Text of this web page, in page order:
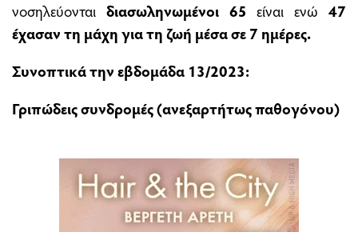
νοσηλεύονται διασωληνωμένοι 65 είναι ενώ47
έχασαν τη μάχη για τη ζωή μέσα σε 7 ημέρες.
Συνοπτικά την εβδομάδα 13/2023:
Γριπώδεις συνδρομές (ανεξαρτήτως παθογόνου)